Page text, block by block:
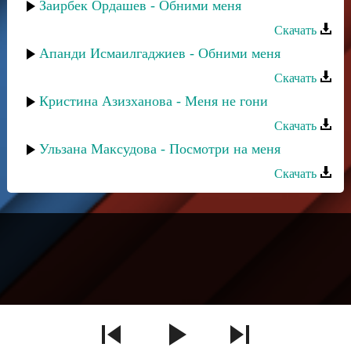
Заирбек Ордашев - Обними меня
Скачать
Апанди Исмаилгаджиев - Обними меня
Скачать
Кристина Азизханова - Меня не гони
Скачать
Ульзана Максудова - Посмотри на меня
Скачать